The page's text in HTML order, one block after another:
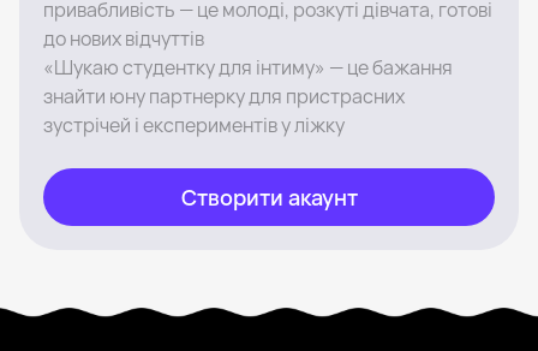
привабливість — це молоді, розкуті дівчата, готові
до нових відчуттів
«Шукаю студентку для інтиму» — це бажання
знайти юну партнерку для пристрасних
зустрічей і експериментів у ліжку
Створити акаунт